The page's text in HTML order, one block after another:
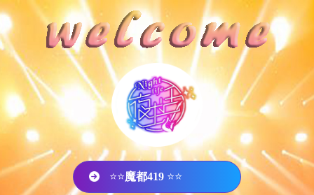
⭐⭐魔都419 ⭐⭐